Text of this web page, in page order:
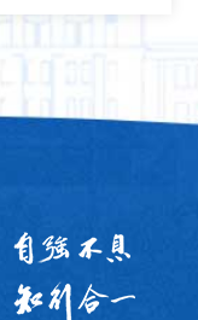
青年教师搭建了
整合优质资源，
学院发展的基
发展，全力推动
结会，更是一次
将以此次会议为
施工，高标准完
，检查组实地查
伟指出，该项目
，狠抓工程收